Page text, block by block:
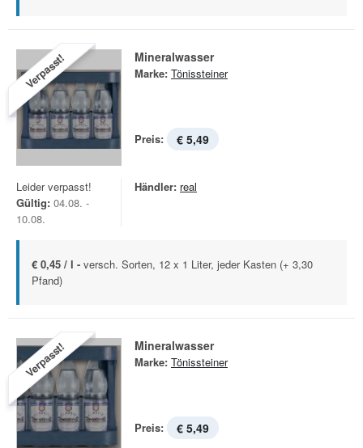
Verpasst! Mineralwasser
Marke: Tönissteiner
Preis: € 5,49
Leider verpasst!
Gültig: 04.08. -
10.08.
Händler: real
€ 0,45 / l - versch. Sorten, 12 x 1 Liter, jeder Kasten (+ 3,30
Pfand)
Verpasst! Mineralwasser
Marke: Tönissteiner
Preis: € 5,49